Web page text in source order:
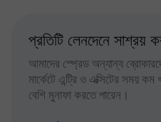
প্রতিটি লেনদেনে সাশ্রয়
আমাদের স্প্রেড অন্যান্য
মার্কেটে এন্ট্রি ও এক্সিটের সময়
বেশি মুনাফা করতে পারেন।